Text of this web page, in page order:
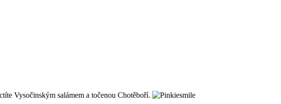
Vysočinským salámem a točenou Chotěboří.